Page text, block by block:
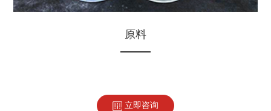
原料
立即咨询